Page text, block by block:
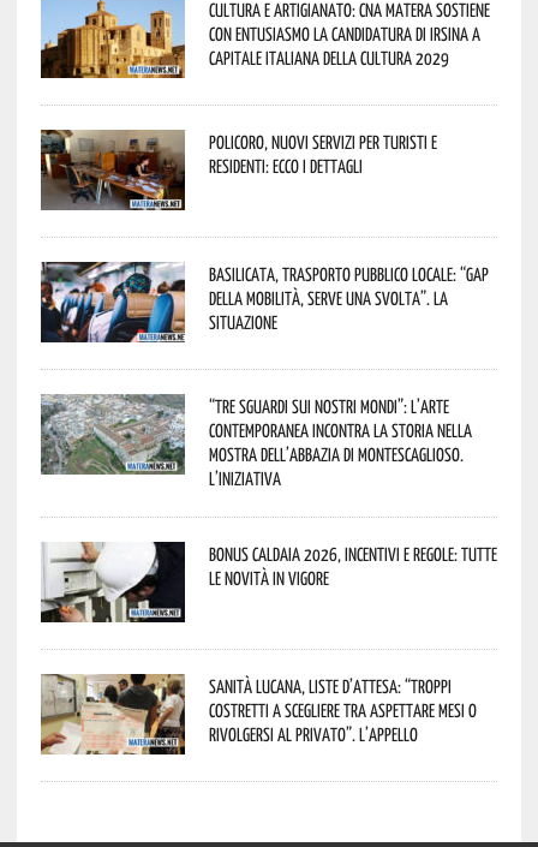
Cultura e Artigianato: CNA Matera sostiene
con entusiasmo la candidatura di Irsina a
Capitale Italiana della Cultura 2029
Policoro, nuovi servizi per turisti e
residenti: ecco i dettagli
Basilicata, trasporto pubblico locale: “Gap
della mobilità, serve una svolta”. La
situazione
“Tre Sguardi sui Nostri Mondi”: l’arte
contemporanea incontra la storia nella
mostra dell’Abbazia di Montescaglioso.
L’iniziativa
Bonus caldaia 2026, incentivi e regole: tutte
le novità in vigore
Sanità lucana, liste d’attesa: “Troppi
costretti a scegliere tra aspettare mesi o
rivolgersi al privato”. L’appello